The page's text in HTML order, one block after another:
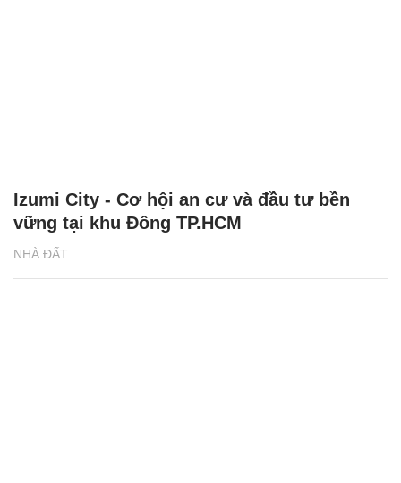
NHÀ ĐẤT
Izumi City - Cơ hội an cư và đầu tư bền
vững tại khu Đông TP.HCM